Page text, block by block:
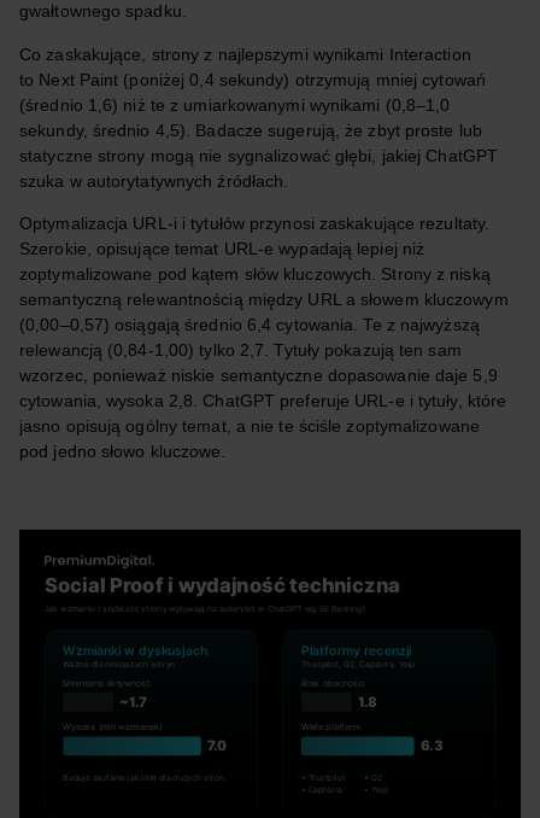
gwałtownego spadku.
Co zaskakujące, strony z najlepszymi wynikami Interaction
to Next Paint (poniżej 0,4 sekundy) otrzymują mniej cytowań
(średnio 1,6) niż te z umiarkowanymi wynikami (0,8–1,0
sekundy, średnio 4,5). Badacze sugerują, że zbyt proste lub
statyczne strony mogą nie sygnalizować głębi, jakiej ChatGPT
szuka w autorytatywnych źródłach.
Optymalizacja URL-i i tytułów przynosi zaskakujące rezultaty.
Szerokie, opisujące temat URL-e wypadają lepiej niż
zoptymalizowane pod kątem słów kluczowych. Strony z niską
semantyczną relewantnością między URL a słowem kluczowym
(0,00–0,57) osiągają średnio 6,4 cytowania. Te z najwyższą
relewancją (0,84-1,00) tylko 2,7. Tytuły pokazują ten sam
wzorzec, ponieważ niskie semantyczne dopasowanie daje 5,9
cytowania, wysoka 2,8. ChatGPT preferuje URL-e i tytuły, które
jasno opisują ogólny temat, a nie te ściśle zoptymalizowane
pod jedno słowo kluczowe.